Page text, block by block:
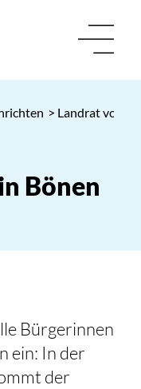
> Landrat vor
Bönen
Bürgerinnen
ein: In der
der